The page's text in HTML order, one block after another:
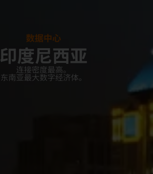
数据中心
印度尼西亚
连接密度最高。
东南亚最大数字经济体。